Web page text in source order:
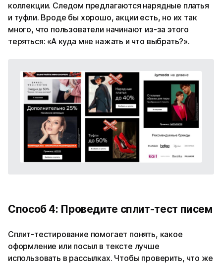
коллекции. Следом предлагаются нарядные платья
и туфли. Вроде бы хорошо, акции есть, но их так
много, что пользователи начинают из-за этого
теряться: «А куда мне нажать и что выбрать?».
Способ 4: Проведите сплит-тест писем
Сплит-тестирование помогает понять, какое
оформление или посыл в тексте лучше
использовать в рассылках. Чтобы проверить, что же